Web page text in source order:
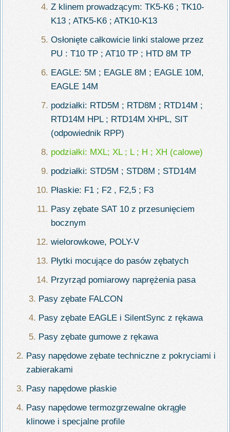
Z klinem prowadzącym: TK5-K6 ; TK10-
K13 ; ATK5-K6 ; ATK10-K13
Osłonięte całkowicie linki stalowe przez
PU : T10 TP ; AT10 TP ; HTD 8M TP
EAGLE: 5M ; EAGLE 8M ; EAGLE 10M,
EAGLE 14M
podziałki: RTD5M ; RTD8M ; RTD14M ;
RTD14M HPL ; RTD14M XHPL, SIT
(odpowiednik RPP)
podziałki: MXL; XL ; L ; H ; XH (calowe)
podziałki: STD5M ; STD8M ; STD14M
Płaskie: F1 ; F2 , F2,5 ; F3
Pasy zębate SAT 10 z przesunięciem
bocznym
wielorowkowe, POLY-V
Płytki mocujące do pasów zębatych
Przyrząd pomiarowy naprężenia pasa
Pasy zębate FALCON
Pasy zębate EAGLE i SilentSync z rękawa
Pasy zębate gumowe z rękawa
Pasy napędowe zębate techniczne z pokryciami i
zabierakami
Pasy napędowe płaskie
Pasy napędowe termozgrzewalne okrągłe
klinowe i specjalne profile